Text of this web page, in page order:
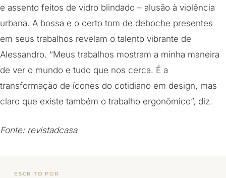
e assento feitos de vidro blindado – alusão à violência
urbana. A bossa e o certo tom de deboche presentes
em seus trabalhos revelam o talento vibrante de
Alessandro. “Meus trabalhos mostram a minha maneira
de ver o mundo e tudo que nos cerca. É a
transformação de ícones do cotidiano em design, mas
claro que existe também o trabalho ergonômico”, diz.
Fonte: revistadcasa
ESCRITO POR